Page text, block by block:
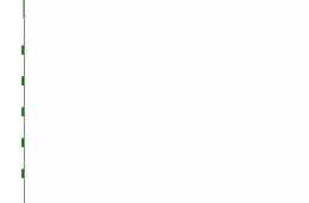
Михайлович
Драгунский, Виктор
Дружков, Юрий
Дубчак, Анна
Дудинцев, Владимир
Дымов, Феликс